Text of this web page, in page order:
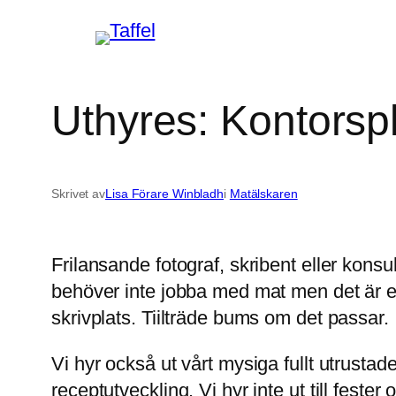
Uthyres:
Skrivet avLisa Förare Winbladhi Matälskaren
Frilansande fotograf, skribent eller
behöver inte jobba med mat men det är
skrivplats. Tiilträde bums om det passar.
Vi hyr också ut vårt mysiga fullt
receptutveckling. Vi hyr inte ut till fester